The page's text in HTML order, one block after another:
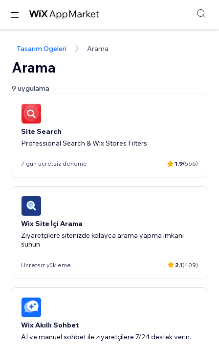
Tasarım Ögeleri Arama
Arama
9 uygulama
Site Search
Professional Search & Wix Stores Filters
7 gün ücretsiz deneme 1.9(566)
Wix Site İçi Arama
Ziyaretçilere sitenizde kolayca arama yapma imkanı
Ücretsiz yükleme 2.1(409)
Wix Akıllı Sohbet
AI ve manuel sohbet ile ziyaretçilere 7/24 destek verin.